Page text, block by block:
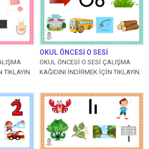
TIKLAYIN
OKUL ÖNCESİ O SESİ
OKUL ÖNCESİ O SESİ ÇALIŞMA
KAĞIDINI İNDİRMEK İÇİN TIKLAYIN.